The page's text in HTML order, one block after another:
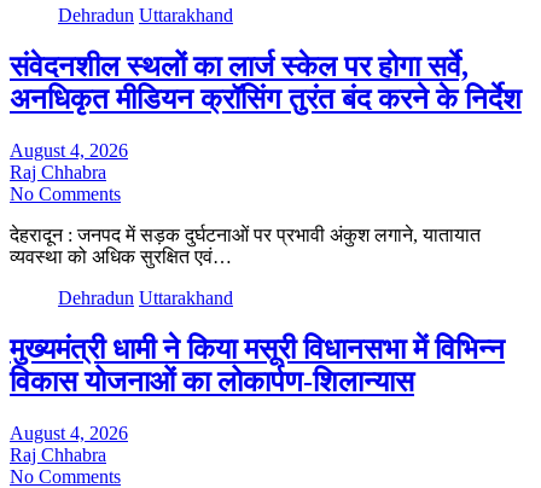
Dehradun Uttarakhand
संवेदनशील स्थलों का लार्ज स्केल पर होगा सर्वे,
अनधिकृत मीडियन क्रॉसिंग तुरंत बंद करने के निर्देश
August 4, 2026
Raj Chhabra
No Comments
देहरादून : जनपद में सड़क दुर्घटनाओं पर प्रभावी अंकुश लगाने, यातायात
व्यवस्था को अधिक सुरक्षित एवं…
Dehradun Uttarakhand
मुख्यमंत्री धामी ने किया मसूरी विधानसभा में विभिन्न
विकास योजनाओं का लोकार्पण-शिलान्यास
August 4, 2026
Raj Chhabra
No Comments